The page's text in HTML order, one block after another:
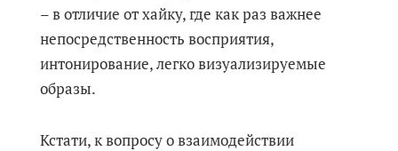
– в отличие от хайку, где как раз важнее
непосредственность восприятия,
интонирование, легко визуализируемые
образы.
Кстати, к вопросу о взаимодействии